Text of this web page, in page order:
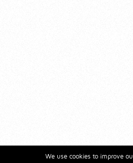
We use cookies to improve